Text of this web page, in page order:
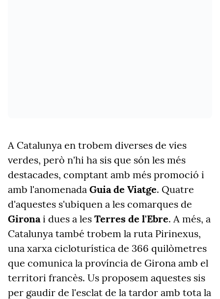
A Catalunya en trobem diverses de vies
verdes, però n'hi ha sis que són les més
destacades, comptant amb més promoció i
amb l'anomenada Guia de Viatge. Quatre
d'aquestes s'ubiquen a les comarques de
Gironai dues a les Terres de l'Ebre. A més, a
Catalunya també trobem la ruta Pirinexus,
una xarxa cicloturística de 366 quilòmetres
que comunica la província de Girona amb el
territori francès. Us proposem aquestes sis
per gaudir de l'esclat de la tardor amb tota la